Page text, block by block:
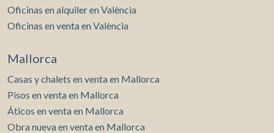
Oficinas en alquiler en València
Oficinas en venta en València
Mallorca
Casas y chalets en venta en Mallorca
Pisos en venta en Mallorca
Áticos en venta en Mallorca
Obra nueva en venta en Mallorca